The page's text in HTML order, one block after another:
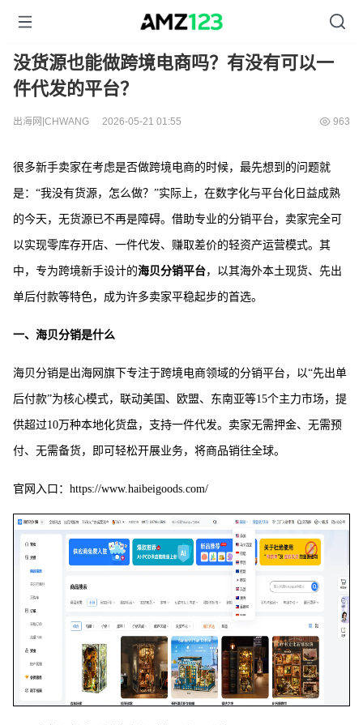
没货源也能做跨境电商吗？有没有可以一
件代发的平台？
出海网|CHWANG 2026-05-21 01:55 963
很多新手卖家在考虑是否做跨境电商的时候，最先想到的问题就
是：“我没有货源，怎么做？”实际上，在数字化与平台化日益成熟
的今天，无货源已不再是障碍。借助专业的分销平台，卖家完全可
以实现零库存开店、一件代发、赚取差价的轻资产运营模式。其
中，专为跨境新手设计的海贝分销平台，以其海外本土现货、先出
单后付款等特色，成为许多卖家平稳起步的首选。
一、海贝分销是什么
海贝分销是出海网旗下专注于跨境电商领域的分销平台，以“先出单
后付款”为核心模式，联动美国、欧盟、东南亚等15个主力市场，提
供超过10万种本地化货盘，支持一件代发。卖家无需押金、无需预
付、无需备货，即可轻松开展业务，将商品销往全球。
官网入口：https://www.haibeigoods.com/